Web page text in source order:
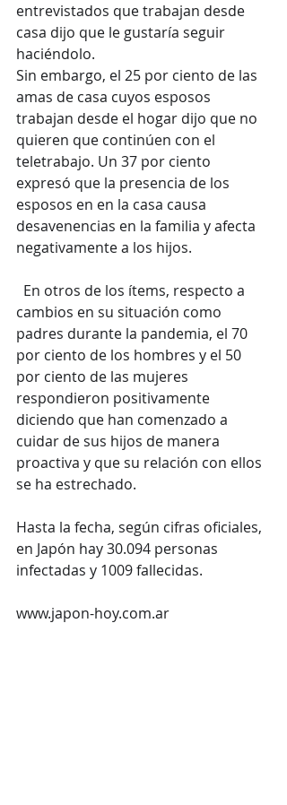
entrevistados que trabajan desde
casa dijo que le gustaría seguir
haciéndolo.
Sin embargo, el 25 por ciento de las
amas de casa cuyos esposos
trabajan desde el hogar dijo que no
quieren que continúen con el
teletrabajo. Un 37 por ciento
expresó que la presencia de los
esposos en en la casa causa
desavenencias en la familia y afecta
negativamente a los hijos.
cambios en su situación como
padres durante la pandemia, el 70
por ciento de los hombres y el 50
por ciento de las mujeres
respondieron positivamente
diciendo que han comenzado a
cuidar de sus hijos de manera
proactiva y que su relación con ellos
se ha estrechado.
Hasta la fecha, según cifras oficiales,
en Japón hay 30.094 personas
infectadas y 1009 fallecidas.
www.japon-hoy.com.ar